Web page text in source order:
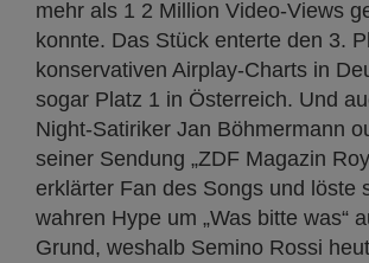
mehr als 1 2 Million Video-Views
konnte. Das Stück enterte den 3.
konservativen Airplay-Charts in
sogar Platz 1 in Österreich. Und
Night-Satiriker Jan Böhmermann
seiner Sendung „ZDF Magazin
erklärter Fan des Songs und löste
wahren Hype um „Was bitte was“
Grund, weshalb Semino Rossi